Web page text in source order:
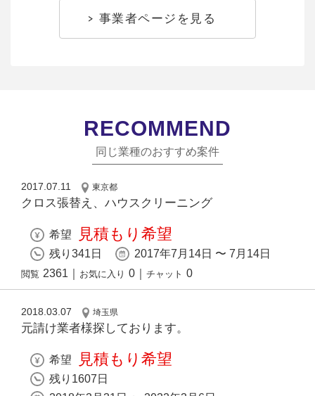
事業者ページを見る
RECOMMEND
同じ業種のおすすめ案件
2017.07.11 東京都
クロス張替え、ハウスクリーニング
希望 見積もり希望
残り341日 2017年7月14日 〜 7月14日
閲覧 2361 お気に入り 0 チャット 0
2018.03.07 埼玉県
元請け業者様探しております。
希望 見積もり希望
残り1607日